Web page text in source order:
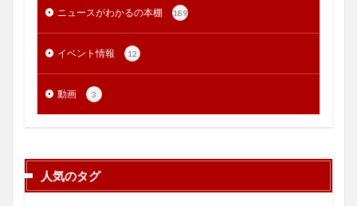
ニュースがわかるの本棚 189
イベント情報 12
動画 3
人気のタグ